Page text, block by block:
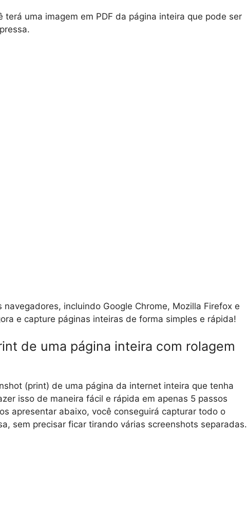
terá uma imagem em PDF da página inteira que pode ser
incluindo Google Chrome, Mozilla Firefox e
e capture páginas inteiras de forma simples e rápida!
de uma página inteira com rolagem
(print) de uma página da internet inteira que tenha
isso de maneira fácil e rápida em apenas 5 passos
apresentar abaixo, você conseguirá capturar todo o
sem precisar ficar tirando várias screenshots separadas.